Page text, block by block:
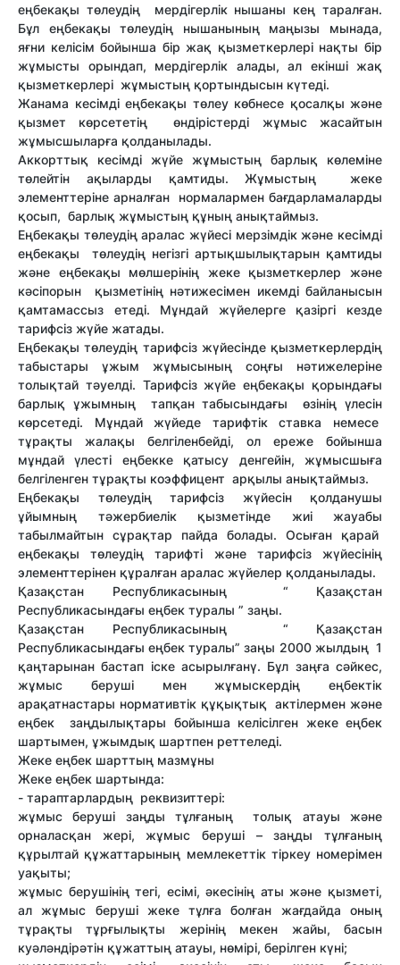
еңбекақы төлеудің мердігерлік нышаны кең таралған.
Бұл еңбекақы төлеудің нышанының маңызы мынада,
яғни келісім бойынша бір жақ қызметкерлері нақты бір
жұмысты орындап, мердігерлік алады, ал екінші жақ
қызметкерлері жұмыстың қортындысын күтеді.
Жанама кесімді еңбекақы төлеу көбнесе қосалқы және
қызмет көрсететің өндірістерді жұмыс жасайтын
жұмысшыларға қолданылады.
Аккорттық кесімді жүйе жұмыстың барлық көлеміне
төлейтін ақыларды қамтиды. Жұмыстың жеке
элементтеріне арналған нормалармен бағдарламаларды
қосып, барлық жұмыстың құның анықтаймыз.
Еңбекақы төлеудің аралас жүйесі мерзімдік және кесімді
еңбекақы төлеудің негізгі артықшылықтарын қамтиды
және еңбекақы мөлшерінің жеке қызметкерлер және
кәсіпорын қызметінің нәтижесімен икемді байланысын
қамтамассыз етеді. Мұндай жүйелерге қазіргі кезде
тарифсіз жүйе жатады.
Еңбекақы төлеудің тарифсіз жүйесінде қызметкерлердің
табыстары ұжым жұмысының соңғы нәтижелеріне
толықтай тәуелді. Тарифсіз жүйе еңбекақы қорындағы
барлық ұжымның тапқан табысындағы өзінің үлесін
көрсетеді. Мұндай жүйеде тарифтік ставка немесе
тұрақты жалақы белгіленбейді, ол ереже бойынша
мұндай үлесті еңбекке қатысу денгейін, жұмысшыға
белгіленген тұрақты коэффицент арқылы анықтаймыз.
Еңбекақы төлеудің тарифсіз жүйесін қолданушы
ұйымның тәжербиелік қызметінде жиі жауабы
табылмайтын сұрақтар пайда болады. Осыған қарай
еңбекақы төлеудің тарифті және тарифсіз жүйесінің
элементтерінен құралған аралас жүйелер қолданылады.
Қазақстан Республикасының “ Қазақстан
Республикасындағы еңбек туралы ” заңы.
Қазақстан Республикасының “ Қазақстан
Республикасындағы еңбек туралы” заңы 2000 жылдың 1
қаңтарынан бастап іске асырылғанү. Бұл заңға сәйкес,
жұмыс беруші мен жұмыскердің еңбектік
арақатнастары нормативтік құқықтық актілермен және
еңбек заңдылықтары бойынша келісілген жеке еңбек
шартымен, ұжымдық шартпен реттеледі.
Жеке еңбек шарттың мазмұны
Жеке еңбек шартында:
- тараптарлардың реквизиттері:
жұмыс беруші заңды тұлғаның толық атауы және
орналасқан жері, жұмыс беруші – заңды тұлғаның
құрылтай құжаттарының мемлекеттік тіркеу номерімен
уақыты;
жұмыс берушінің тегі, есімі, әкесінің аты және қызметі,
ал жұмыс беруші жеке тұлға болған жағдайда оның
тұрақты тұрғылықты жерінің мекен жайы, басын
куәләндірәтін құжаттың атауы, нөмірі, берілген күні;